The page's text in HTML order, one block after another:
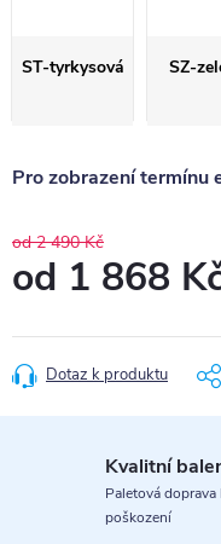
ST-tyrkysová SZ-
Pro zobrazení termínu
od 2 490 Kč
od 1 868
cena:
Dotaz k produktu
Kvalitní
Paletová doprava
poškození